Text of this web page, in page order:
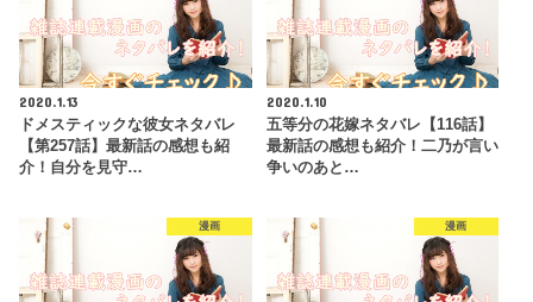
2020.1.13
ドメスティックな彼女ネタバレ
【第257話】最新話の感想も紹
介！自分を見守…
2020.1.10
五等分の花嫁ネタバレ【116話】
最新話の感想も紹介！二乃が言い
争いのあと…
漫画 漫画